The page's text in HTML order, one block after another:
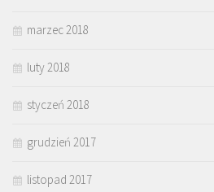
marzec 2018
luty 2018
styczeń 2018
grudzień 2017
listopad 2017